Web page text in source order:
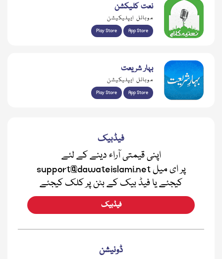
نعت کلیکشن
موبائل ایپلیکیشن
Play Store App Store
بہار شریعت
موبائل ایپلیکیشن
Play Store App Store
فیڈبیک
اپنی قیمتی آراء دینے کے لئے
support@dawateislami.net پر ای میل
کیجئے یا فیڈ بیک کے بٹن پر کلک کیجئے
فیڈبیک
ڈونیشن